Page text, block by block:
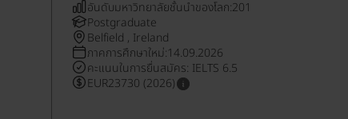
อันดับมหาวิทยาลัยชั้นนำของโลก:201
Postgraduate
Belfield , Ireland
ภาคการศึกษาใหม่:14.09.2026
คะแนนในการยื่นสมัคร: IELTS 6.5
EUR23730 (2026)